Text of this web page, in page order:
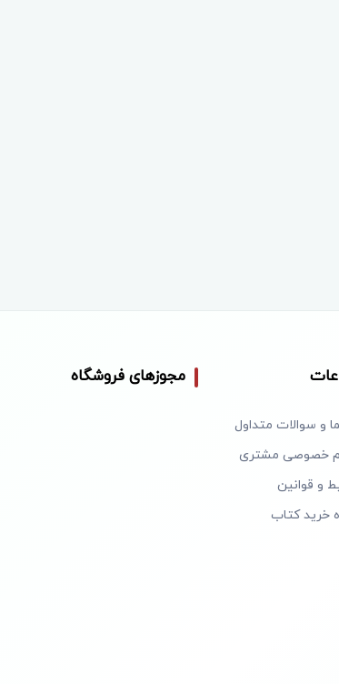
و سوالات متداول
خصوصی مشتری
و قوانین
خرید کتاب
مجوزهای فروشگاه